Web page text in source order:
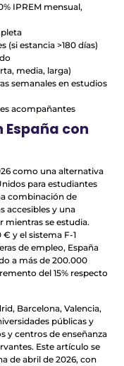
IPREM mensual,
(si estancia >180 días)
media, larga)
semanales en estudios
acompañantes
con
como una alternativa
para estudiantes
combinación de
accesibles y una
se estudia.
y el sistema F-1
de empleo, España
a más de 200.000
del 15% respecto
Barcelona, Valencia,
públicas y
y centros de enseñanza
Este artículo se
de abril de 2026, con